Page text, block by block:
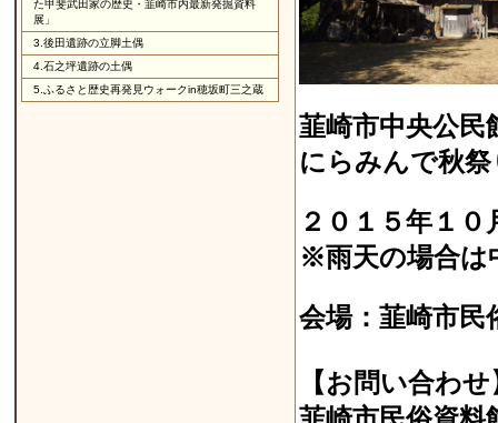
た甲斐武田家の歴史・韮崎市内最新発掘資料
展」
3. 後田遺跡の立脚土偶
4. 石之坪遺跡の土偶
5. ふるさと歴史再発見ウォークin穂坂町三之蔵
韮崎市中央公
にらみんで秋祭
２０１５年１
※雨天の場合は
会場：韮崎市
【お問い合わせ